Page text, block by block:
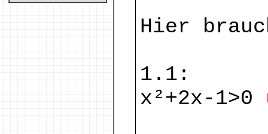
Hier
1.1:
x²+2x-1>0